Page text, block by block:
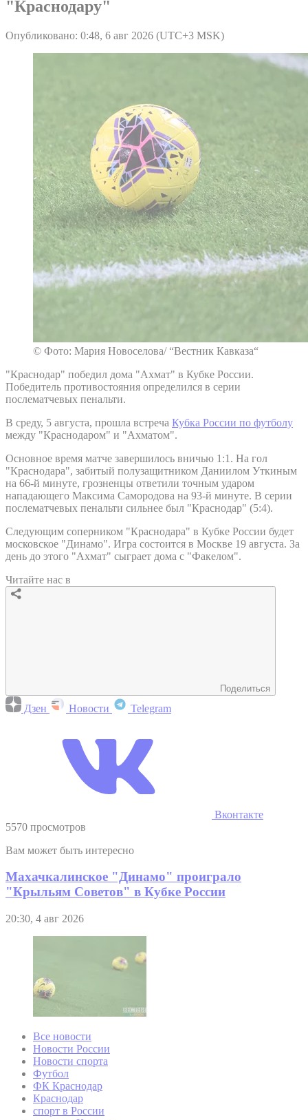
"Краснодару"
Опубликовано: 0:48, 6 авг 2026 (UTC+3 MSK)
© Фото: Мария Новоселова/ “Вестник Кавказа“
"Краснодар" победил дома "Ахмат" в Кубке России.
Победитель противостояния определился в серии
послематчевых пенальти.
В среду, 5 августа, прошла встреча Кубка России по футболу
между "Краснодаром" и "Ахматом".
Основное время матче завершилось вничью 1:1. На гол
"Краснодара", забитый полузащитником Даниилом Уткиным
на 66-й минуте, грозненцы ответили точным ударом
нападающего Максима Самородова на 93-й минуте. В серии
послематчевых пенальти сильнее был "Краснодар" (5:4).
Следующим соперником "Краснодара" в Кубке России будет
московское "Динамо". Игра состоится в Москве 19 августа. За
день до этого "Ахмат" сыграет дома с "Факелом".
Читайте нас в
Поделиться
Дзен Новости Telegram
Вконтакте
5570 просмотров
Вам может быть интересно
Махачкалинское "Динамо" проиграло
"Крыльям Советов" в Кубке России
20:30, 4 авг 2026
Все новости
Новости России
Новости спорта
Футбол
ФК Краснодар
Краснодар
спорт в России